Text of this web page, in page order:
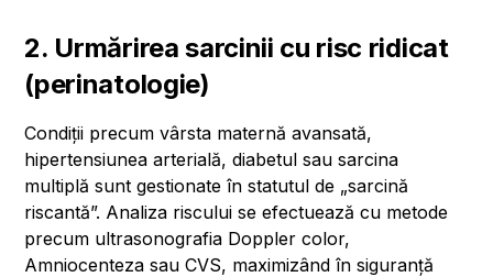
2. Urmărirea sarcinii cu risc ridicat
(perinatologie)
Condiții precum vârsta maternă avansată,
hipertensiunea arterială, diabetul sau sarcina
multiplă sunt gestionate în statutul de „sarcină
riscantă”. Analiza riscului se efectuează cu metode
precum ultrasonografia Doppler color,
Amniocenteza sau CVS, maximizând în siguranță